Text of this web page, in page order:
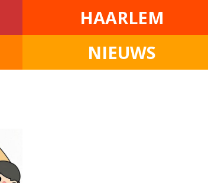
HAARLEM
NIEUWS